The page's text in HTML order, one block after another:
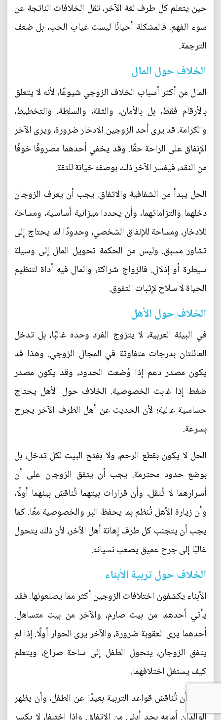
حين يتعلم كل طرف لغة الآخر، تقل الخلافات الناتجة عن
سوء الفهم. فالمشكلة أحيانًا ليست غياب الحب، بل ضعف
الترجمة.
الخلاف حول المال
المال من أكثر أسباب الخلاف الزوجي شيوعًا، لأنه لا يتعلق
بالأرقام فقط، بل بالأمان، والثقة، والسلطة، والتخطيط،
والكرامة. قد يرى أحد الزوجين الادخار ضرورة، ويرى الآخر
الإنفاق على الراحة حقًا. وقد يخفي أحدهما مصروفًا خوفًا
من النقد، فيفسر الآخر ذلك بوصفه خيانة للثقة.
الحل يبدأ من الشفافية والاتفاق. يجب أن يعرف الزوجان
دخلهما والتزاماتهما، وأن يحددا ميزانية أساسية، ومساحة
للادخار، ومساحة للإنفاق الشخصي، وحدودًا لما يحتاج إلى
تشاور مسبق. وليس من الحكمة تحويل المال إلى وسيلة
سيطرة أو إذلال. فالزواج شراكة، والمال فيه أداة لتنظيم
الحياة لا سلاح لإثبات التفوق.
الخلاف حول الأهل
في البيئة العربية، لا يتزوج الفرد وحده غالبًا، بل تدخل
العائلتان بدرجات متفاوتة في المجال الزوجي. وهذا قد
يكون مصدر دعم إذا وُضعت الحدود، وقد يكون مصدر
ضغط إذا غابت الخصوصية. الخلاف حول الأهل يحتاج
حساسية عالية؛ لأن الحديث عن أهل الطرف الآخر يجرح
بسرعة.
الحل لا يكون بقطع الرحم، ولا بفتح البيت لكل تدخل، بل
بوضع حدود محترمة. يجب أن يتفق الزوجان على أن
أسرارهما لا تُنقل، وأن قرارات بيتهما تُناقش بينهما أولًا،
وأن زيارة الأهل تُنظم بما يحفظ البر والخصوصية معًا. كما
يجب أن يتجنب كل طرف إهانة أهل الآخر، لأن ذلك يتحول
غالبًا إلى جرح عميق يصعب نسيانه.
الخلاف حول تربية الأبناء
الأبناء يكشفون اختلافات الزوجين أكثر مما يصنعونها. فقد
يأتي أحدهما من بيت صارم، والآخر من بيت متساهل.
أحدهما يرى العقوبة ضرورة، والآخر يرى الحوار أولًا. إذا لم
يتفق الزوجان، يتحول الطفل إلى ساحة صراع، ويتعلم
كيف يستغل اختلافهما.
الحل أن تُناقش قواعد التربية بعيدًا عن الطفل، وأن يظهر